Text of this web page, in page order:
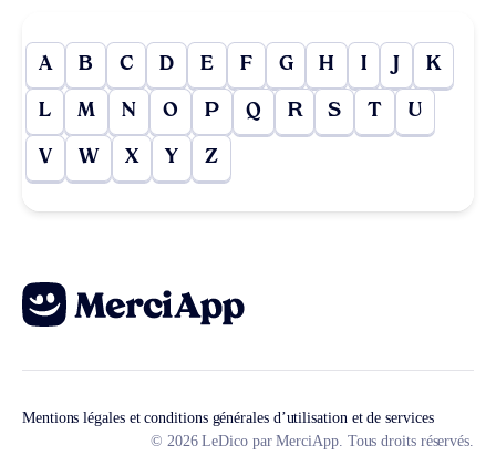
A B C D E F G H I J K
L M N O P Q R S T U
V W X Y Z
Mentions légales et conditions générales d’utilisation et de services
© 2026 LeDico par MerciApp. Tous droits réservés.